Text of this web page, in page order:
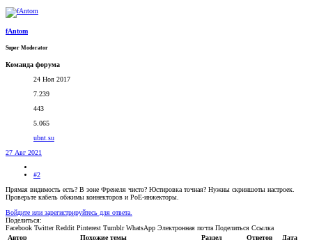
fAntom
Super Moderator
Команда форума
24 Ноя 2017
7.239
443
5.065
ubnt.su
27 Авг 2021
#2
Прямая видимость есть? В зоне Френеля чисто? Юстировка точная? Нужны скриншоты настроек.
Проверьте кабель обжимы коннекторов и PoE-инжекторы.
Войдите или зарегистрируйтесь для ответа.
Поделиться:
Facebook Twitter Reddit Pinterest Tumblr WhatsApp Электронная почта Поделиться Ссылка
Автор
Похожие темы Раздел Ответов
Дата